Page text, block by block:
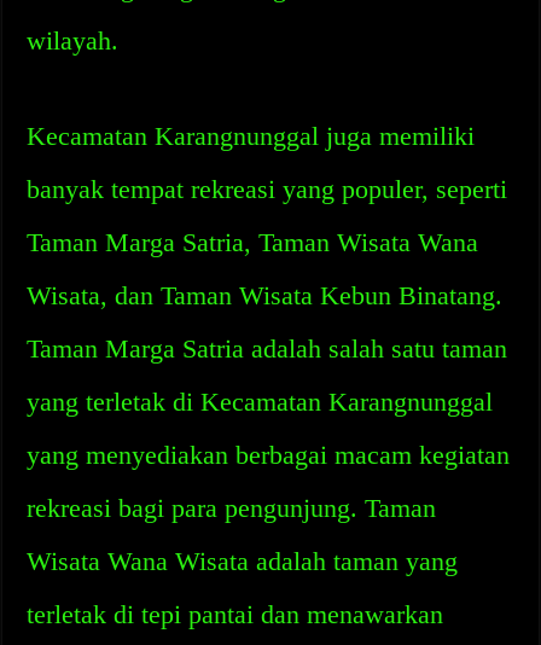
wilayah.
Kecamatan Karangnunggal juga memiliki
banyak tempat rekreasi yang populer, seperti
Taman Marga Satria, Taman Wisata Wana
Wisata, dan Taman Wisata Kebun Binatang.
Taman Marga Satria adalah salah satu taman
yang terletak di Kecamatan Karangnunggal
yang menyediakan berbagai macam kegiatan
rekreasi bagi para pengunjung. Taman
Wisata Wana Wisata adalah taman yang
terletak di tepi pantai dan menawarkan